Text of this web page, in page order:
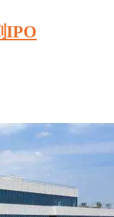
IPO